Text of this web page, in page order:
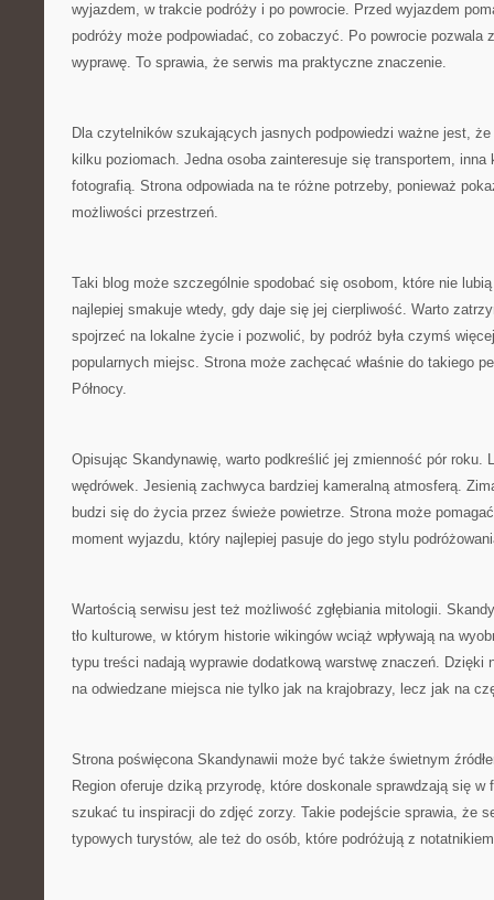
wyjazdem, w trakcie podróży i po powrocie. Przed wyjazdem
podróży może podpowiadać, co zobaczyć. Po powrocie pozwala
wyprawę. To sprawia, że serwis ma praktyczne znaczenie.
Dla czytelników szukających jasnych podpowiedzi ważne jest,
kilku poziomach. Jedna osoba zainteresuje się transportem,
fotografią. Strona odpowiada na te różne potrzeby, ponieważ
możliwości przestrzeń.
Taki blog może szczególnie spodobać się osobom, które nie
najlepiej smakuje wtedy, gdy daje się jej cierpliwość. Warto
spojrzeć na lokalne życie i pozwolić, by podróż była czymś
popularnych miejsc. Strona może zachęcać właśnie do takiego
Północy.
Opisując Skandynawię, warto podkreślić jej zmienność pór roku.
wędrówek. Jesienią zachwyca bardziej kameralną atmosferą.
budzi się do życia przez świeże powietrze. Strona może
moment wyjazdu, który najlepiej pasuje do jego stylu
Wartością serwisu jest też możliwość zgłębiania mitologii.
tło kulturowe, w którym historie wikingów wciąż wpływają na
typu treści nadają wyprawie dodatkową warstwę znaczeń. Dzięki
na odwiedzane miejsca nie tylko jak na krajobrazy, lecz jak na
Strona poświęcona Skandynawii może być także świetnym
Region oferuje dziką przyrodę, które doskonale sprawdzają się
szukać tu inspiracji do zdjęć zorzy. Takie podejście sprawia, że
typowych turystów, ale też do osób, które podróżują z